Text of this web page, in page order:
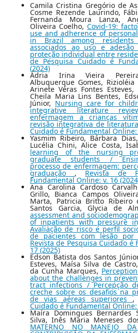
Camila Cristina Gregório de
Cosme Rezende Laurindo,
Fernanda Moura Lanza,
Oliveira Coelho, Covid-19:
use and adherence of
in Brazil among
associados ao uso e
proteção individual entre
de Pesquisa Cuidado é
(2024)
Ádria Irina Vieira
Albuquerque Gomes,
Arinete Véras Fontes
Cheila Maria Lins Bentes,
Júnior, Nursing care for
integrative literature
enfermagem a crianças
revisão integrativa de literatura
Cuidado é Fundamental Online:
Yasmim Ribeiro, Bárbara
Lucélia Chini, Alice Costa,
learning of the nursing
graduate students /
processo de enfermagem:
graduação , Revista de
Fundamental Online: v. 16
Ana Carolina Cardoso
Grillo, Bianca Campos
Marta, Patricia Britto Ribeiro
Santos Garcia, Glycia de
assessment and
of inpatients with pressure
Avaliação de risco e perfil
de pacientes com lesão por
Revista de Pesquisa Cuidado é
17 (2025)
Edson Batista dos Santos
Esteves, Maísa Silva de
da Cunha Marques,
about the challenges in
tract infections / Percepção
creche sobre os desafios na
de vias aéreas superiores,
Cuidado é Fundamental Online:
Maíra Domingues Bernardes
Silva, Inês Maria Meneses
MATERNO NO MANEJO